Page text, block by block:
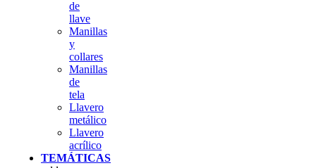
de
llave
Manillas
y
collares
Manillas
de
tela
Llavero
metálico
Llavero
acrílico
TEMÁTICAS